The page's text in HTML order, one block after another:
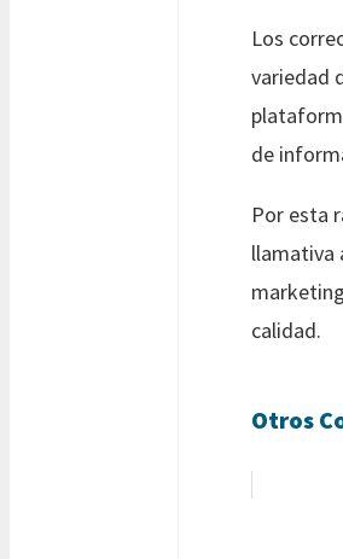
Los
variedad
de
Por esta
llamativa
calidad.
Otros